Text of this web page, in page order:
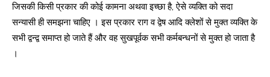
जिसकी किसी प्रकार की कोई कामना अथवा इच्छा है, ऐसे व्यक्ति को सदा
सन्यासी ही समझना चाहिए । इस प्रकार राग व द्वेष आदि क्लेशों से मुक्त व्यक्ति के
सभी द्वन्द्व समाप्त हो जाते हैं और वह सुखपूर्वक सभी कर्मबन्धनों से मुक्त हो जाता है
।